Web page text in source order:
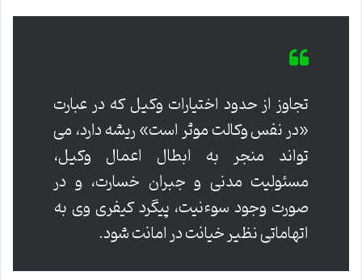
تجاوز از حدود اختیارات وکیل که در عبارت
«در نفس وکالت موثر است» ریشه دارد، می
تواند منجر به ابطال اعمال وکیل،
مسئولیت مدنی و جبران خسارت، و در
صورت وجود سوءنیت، پیگرد کیفری وی به
اتهاماتی نظیر خیانت در امانت شود.